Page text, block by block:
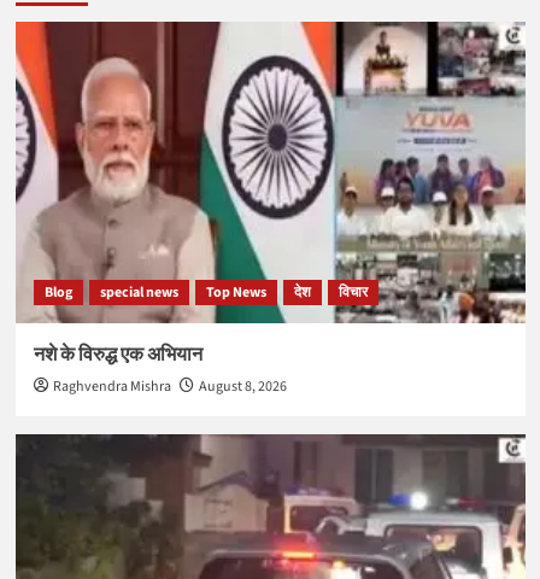
Blog special news Top News देश विचार
नशे के विरुद्ध एक अभियान
Raghvendra Mishra August 8, 2026